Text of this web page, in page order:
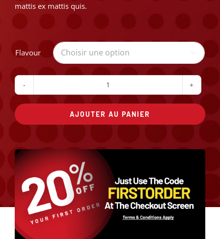
mattis ex mattis quis.
Flavour 
quantité
de
Shakes
AJOUTER AU PANIER